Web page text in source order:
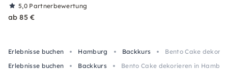
5,0 Partnerbewertung
ab 85 €
Erlebnisse buchen Hamburg Backkurs
Bento Cake
Erlebnisse buchen
Backkurs Bento Cake dekorieren in